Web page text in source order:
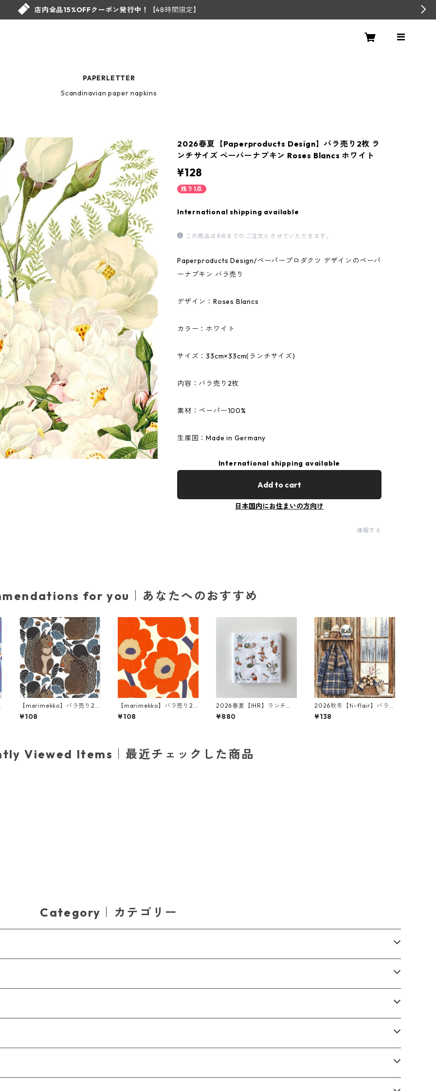
店内全品15%OFFクーポン発行中！ 【48時間限定】
PAPERLETTER
Scandinavian paper napkins
2026春夏【Paperproducts Design】バラ売り2枚 ラ
ンチサイズ ペーパーナプキン Roses Blancs ホワイト
¥128
残り1点
International shipping available
この商品は9点までのご注文とさせていただきます。
Paperproducts Design/ペーパープロダクツ デザインのペーパ
ーナプキン バラ売り
デザイン：Roses Blancs
カラー：ホワイト
サイズ：33cm×33cm(ランチサイズ)
内容：バラ売り2枚
素材：ペーパー100%
生産国：Made in Germany
International shipping available
Add to cart
日本国内にお住まいの方向け
通報する
for you｜あなたへのおすすめ
【marimekko】バラ売り2
枚 カクテルサイズ ペーパー
ナプキン KURRE ブラウンx
¥108
【marimekko】バラ売り2
枚 カクテルサイズ ペーパー
ナプキン UNIKKO クリーム
¥108
2026春夏【IHR】ランチサ
イズ ペーパーナプキン LITT
LE FARMERS ホワイト Anit
¥880
2026秋冬【ti-flair】バラ
売り2枚 ランチサイズ ペー
パーナプキン Winter Lodg
¥138
Viewed Items｜最近チェックした商品
Category｜カテゴリー